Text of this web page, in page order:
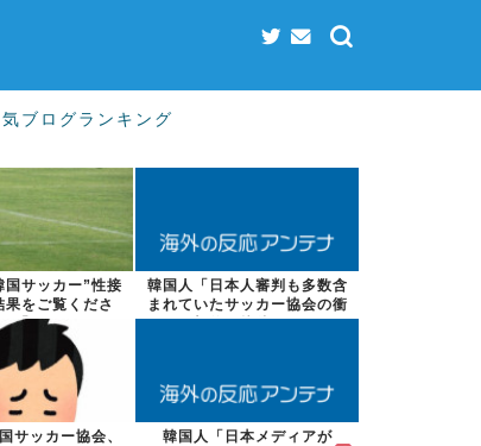
気ブログランキング
国サッカー”性接
果をご覧くださ
「マッ...
韓国人「日本人審判も多数含
まれていたサッカー協会の衝
撃的な接待リ...
サッカー協会、
韓国人「日本メディアが